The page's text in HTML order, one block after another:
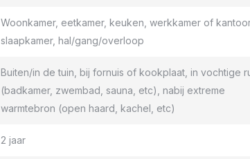
Woonkamer, eetkamer, keuken, werkkamer of
slaapkamer, hal/gang/overloop
Buiten/in de tuin, bij fornuis of kookplaat, in vochtige
(badkamer, zwembad, sauna, etc), nabij extreme
warmtebron (open haard, kachel, etc)
2 jaar